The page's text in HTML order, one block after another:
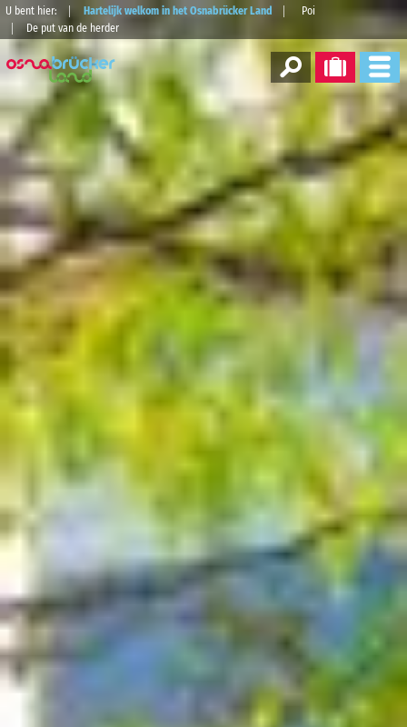
U bent hier: Hartelijk welkom in het Osnabrücker Land
Poi
De put van de herder